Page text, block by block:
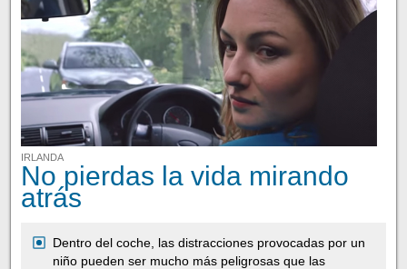
IRLANDA
No pierdas la vida mirando
atrás
Dentro del coche, las distracciones provocadas por un
niño pueden ser mucho más peligrosas que las